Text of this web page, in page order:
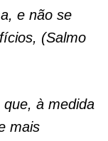
e não se
(Salmo
à medida
mais